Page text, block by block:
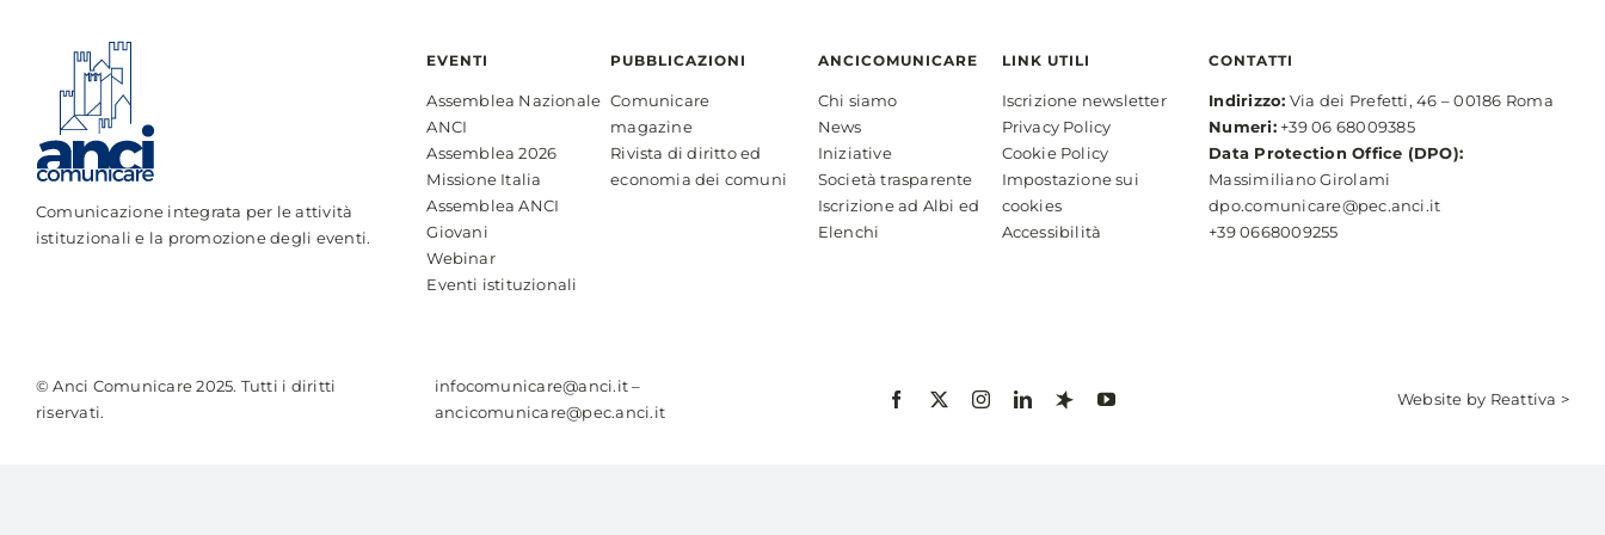
Comunicazione integrata per le attività
istituzionali e la promozione degli eventi.
EVENTI
Assemblea Nazionale
ANCI
Assemblea 2026
Missione Italia
Assemblea ANCI
Giovani
Webinar
Eventi istituzionali
PUBBLICAZIONI
Comunicare
magazine
Rivista di diritto ed
economia dei comuni
ANCICOMUNICARE
Chi siamo
News
Iniziative
Società trasparente
Iscrizione ad Albi ed
Elenchi
LINK UTILI
Iscrizione newsletter
Privacy Policy
Cookie Policy
Impostazione sui
cookies
Accessibilità
CONTATTI
Indirizzo: Via dei Prefetti, 46 – 00186 Roma
Numeri:+39 06 68009385
Data Protection Office (DPO):
Massimiliano Girolami
dpo.comunicare@pec.anci.it
+39 0668009255
© Anci Comunicare 2025. Tutti i diritti
riservati.
infocomunicare@anci.it–
ancicomunicare@pec.anci.it
Website by Reattiva >